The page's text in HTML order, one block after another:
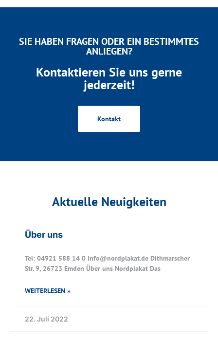
SIE HABEN FRAGEN ODER EIN BESTIMMTES
ANLIEGEN?
Kontaktieren Sie uns gerne
jederzeit!
Kontakt
Aktuelle Neuigkeiten
Über uns
Tel: 04921 588 14 0 info@nordplakat.de Dithmarscher
Str. 9, 26723 Emden Über uns Nordplakat Das
WEITERLESEN »
22. Juli 2022